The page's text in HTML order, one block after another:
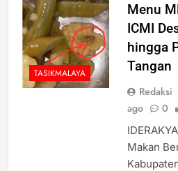
TASIKMALAYA
Menu
ICMI
hingga
Tangan
Redaksi
ago
0
Makan